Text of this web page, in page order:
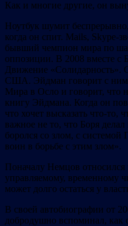
Как и многие другие, он
Ноутбук шумит
когда он спит. Mails, Skype-
бывший чемпион мира по
оппозиции. В 2008 вместе
Движение «Солидарность».
США. Эйдман говорит с
Мира в Осло и говорит, что
книгу Эйдмана. Когда он
что хочет высказать что-то,
важное не то, что Боря
боролся со злом, с
воин в борьбе с этим злом».
Поначалу Немцов относился
управляемому, временному
может долго остаться у
В своей автобиографии от
добродушно вспоминал, как